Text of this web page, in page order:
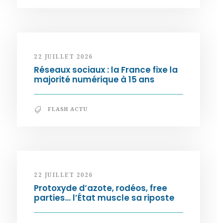
22 JUILLET 2026
Réseaux sociaux : la France fixe la
majorité numérique à 15 ans
FLASH ACTU
22 JUILLET 2026
Protoxyde d’azote, rodéos, free
parties… l’État muscle sa riposte